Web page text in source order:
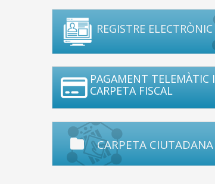
REGISTRE ELECTRÒNIC
PAGAMENT TELEMÀTIC I
CARPETA FISCAL
CARPETA CIUTADANA